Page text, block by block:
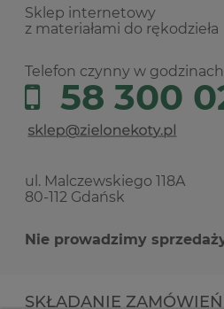
Sklep internetowy
z materiałami do rękodzieła
Telefon czynny w godzinach
58 300
ul. Malczewskiego 118A
80-112 Gdańsk
Nie prowadzimy
SKŁADANIE ZAMÓWIEŃ